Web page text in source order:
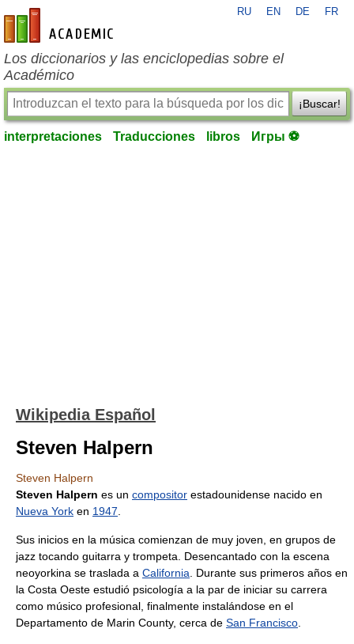
es-academic.com
RU EN DE FR
Los diccionarios y las enciclopedias sobre el
Académico
¡Buscar!
interpretaciones Traducciones libros Игры ⚽
Wikipedia Español
Steven Halpern
Steven Halpern
Steven Halpern es un compositor estadounidense nacido en
Nueva York en 1947
Sus inicios en la música comienzan de muy joven, en grupos de
jazz tocando guitarra y trompeta. Desencantado con la escena
neoyorkina se traslada a California . Durante sus primeros años en
la Costa Oeste estudió psicología a la par de iniciar su carrera
como músico profesional, finalmente instalándose en el
Departamento de Marin County, cerca de San Francisco